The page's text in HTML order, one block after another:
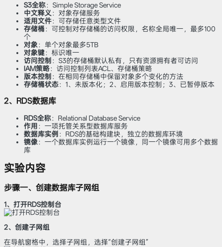
S3全称：Simple Storage Service
中文释义 ：对象存储服务
适用文件：可存储任意类型文件
存储桶 ：可控制对存储桶的访问权限，名称全局唯一，最多100
个
对象 ：单个对象最多5TB
对象键：标识唯一
访问控制 ：S3的存储桶默认私有，只有资源拥有者可访问
IAM策略：访问控制列表ACL、存储桶策略
版本控制 ：在相同存储桶中保留对象多个变化的方法
存储桶状态：1、未版本化；2、启用版本控制；3、已暂停版本
2、RDS数据库
RDS全称：Relational Database Service
作用 ：一项托管关系型数据库服务
数据库实例 ：RDS的基础构建块，独立的数据库环境
镜像 ：一个数据库实例运行一个镜像，同一个镜像可用多个数据
库
实验内容
步骤一、创建数据库子网组
1、打开RDS控制台
2、创建子网组
在导航窗格中，选择子网组，选择“创建子网组”